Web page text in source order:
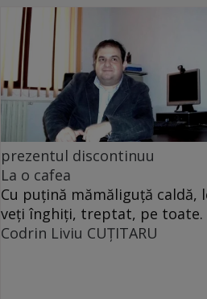
prezentul discontinuu
La o cafea
Cu puţină mămăliguţă caldă,
veţi înghiţi, treptat, pe toate.
Codrin Liviu CUŢITARU